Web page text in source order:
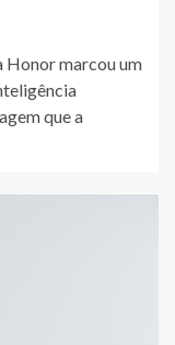
Honor marcou um
que a